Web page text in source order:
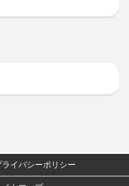
ライバシーポリシー